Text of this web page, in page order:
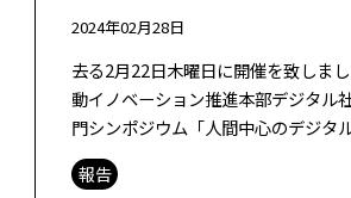
2024年02月28日
去る2月22日木曜日に開催を致しま
動イノベーション推進本部デジタル
門シンポジウム「人間中心のデジタ
ンする」、ご参加ありがとうござい
インを含めて146名のご参加がござ
報告